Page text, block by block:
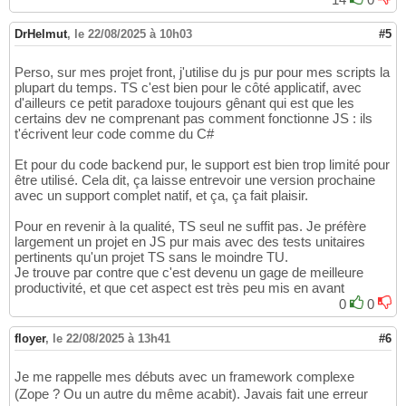
DrHelmut, le 22/08/2025 à 10h03 #5
Perso, sur mes projet front, j'utilise du js pur pour mes scripts la
plupart du temps. TS c'est bien pour le côté applicatif, avec
d'ailleurs ce petit paradoxe toujours gênant qui est que les
certains dev ne comprenant pas comment fonctionne JS : ils
t'écrivent leur code comme du C#
Et pour du code backend pur, le support est bien trop limité pour
être utilisé. Cela dit, ça laisse entrevoir une version prochaine
avec un support complet natif, et ça, ça fait plaisir.
Pour en revenir à la qualité, TS seul ne suffit pas. Je préfère
largement un projet en JS pur mais avec des tests unitaires
pertinents qu'un projet TS sans le moindre TU.
Je trouve par contre que c'est devenu un gage de meilleure
productivité, et que cet aspect est très peu mis en avant
0
0
floyer, le 22/08/2025 à 13h41 #6
Je me rappelle mes débuts avec un framework complexe
(Zope ? Ou un autre du même acabit). Javais fait une erreur